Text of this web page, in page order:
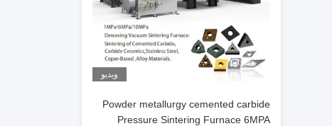
ویدیو
Powder metallurgy cemented carbide
Pressure Sintering Furnace 6MPA